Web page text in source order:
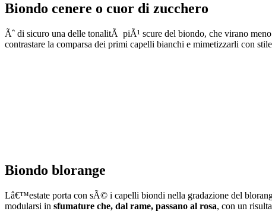
Biondo cenere o cuor di zucchero
Ãˆ di sicuro una delle tonalitÃ piÃ¹ scure del biondo, che virano
contrastare la comparsa dei primi capelli bianchi e mimetizzarli con
Biondo blorange
Lâ€™estate porta con sÃ© i capelli biondi nella gradazione del
modularsi in sfumature che, dal rame, passano al rosa, con un